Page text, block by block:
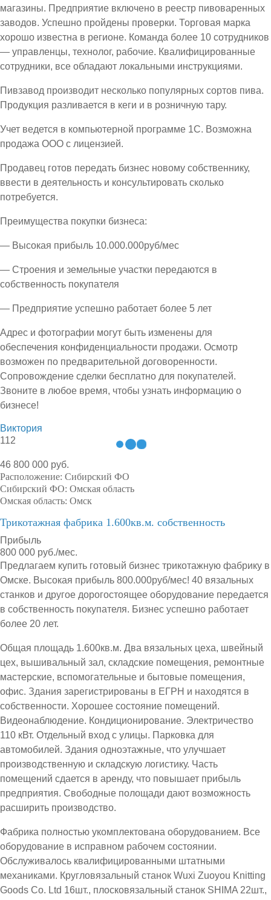
магазины. Предприятие включено в реестр пивоваренных
заводов. Успешно пройдены проверки. Торговая марка
хорошо известна в регионе. Команда более 10 сотрудников
— управленцы, технолог, рабочие. Квалифицированные
сотрудники, все обладают локальными инструкциями.
Пивзавод производит несколько популярных сортов пива.
Продукция разливается в кеги и в розничную тару.
Учет ведется в компьютерной программе 1С. Возможна
продажа ООО с лицензией.
Продавец готов передать бизнес новому собственнику,
ввести в деятельность и консультировать сколько
потребуется.
Преимущества покупки бизнеса:
— Высокая прибыль 10.000.000руб/мес
— Строения и земельные участки передаются в
собственность покупателя
— Предприятие успешно работает более 5 лет
Адрес и фотографии могут быть изменены для
обеспечения конфиденциальности продажи. Осмотр
возможен по предварительной договоренности.
Сопровождение сделки бесплатно для покупателей.
Звоните в любое время, чтобы узнать информацию о
бизнесе!
Виктория
112
46 800 000 руб.
Расположение: Сибирский ФО
Сибирский ФО: Омская область
Омская область: Омск
Трикотажная фабрика 1.600кв.м. собственность
Прибыль
800 000 руб./мес.
Предлагаем купить готовый бизнес трикотажную фабрику в
Омске. Высокая прибыль 800.000руб/мес! 40 вязальных
станков и другое дорогостоящее оборудование передается
в собственность покупателя. Бизнес успешно работает
более 20 лет.
Общая площадь 1.600кв.м. Два вязальных цеха, швейный
цех, вышивальный зал, складские помещения, ремонтные
мастерские, вспомогательные и бытовые помещения,
офис. Здания зарегистрированы в ЕГРН и находятся в
собственности. Хорошее состояние помещений.
Видеонаблюдение. Кондиционирование. Электричество
110 кВт. Отдельный вход с улицы. Парковка для
автомобилей. Здания одноэтажные, что улучшает
производственную и складскую логистику. Часть
помещений сдается в аренду, что повышает прибыль
предприятия. Свободные полощади дают возможность
расширить производство.
Фабрика полностью укомплектована оборудованием. Все
оборудование в исправном рабочем состоянии.
Обслуживалось квалифицированными штатными
механиками. Кругловязальный станок Wuxi Zuoyou Knitting
Goods Co. Ltd 16шт., плосковязальный станок SHIMA 22шт.,